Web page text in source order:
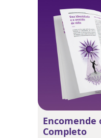
Encomende
Completo